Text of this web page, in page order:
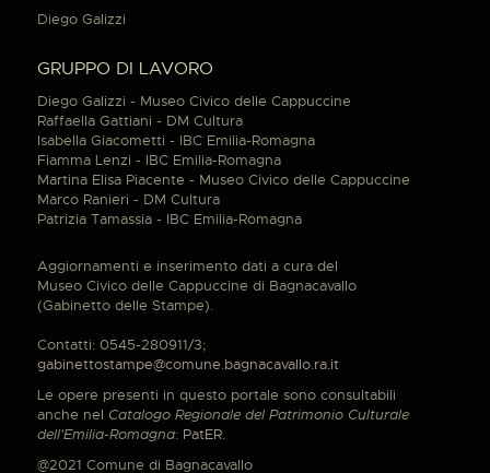
Diego Galizzi
GRUPPO DI LAVORO
Diego Galizzi - Museo Civico delle Cappuccine
Raffaella Gattiani - DM Cultura
Isabella Giacometti - IBC Emilia-Romagna
Fiamma Lenzi - IBC Emilia-Romagna
Martina Elisa Piacente - Museo Civico delle Cappuccine
Marco Ranieri - DM Cultura
Patrizia Tamassia - IBC Emilia-Romagna
Aggiornamenti e inserimento dati a cura del
Museo Civico delle Cappuccine di Bagnacavallo
(Gabinetto delle Stampe).
Contatti: 0545-280911/3;
gabinettostampe@comune.bagnacavallo.ra.it
Le opere presenti in questo portale sono consultabili
anche nel Catalogo Regionale del Patrimonio Culturale
dell'Emilia-Romagna: PatER.
@2021 Comune di Bagnacavallo